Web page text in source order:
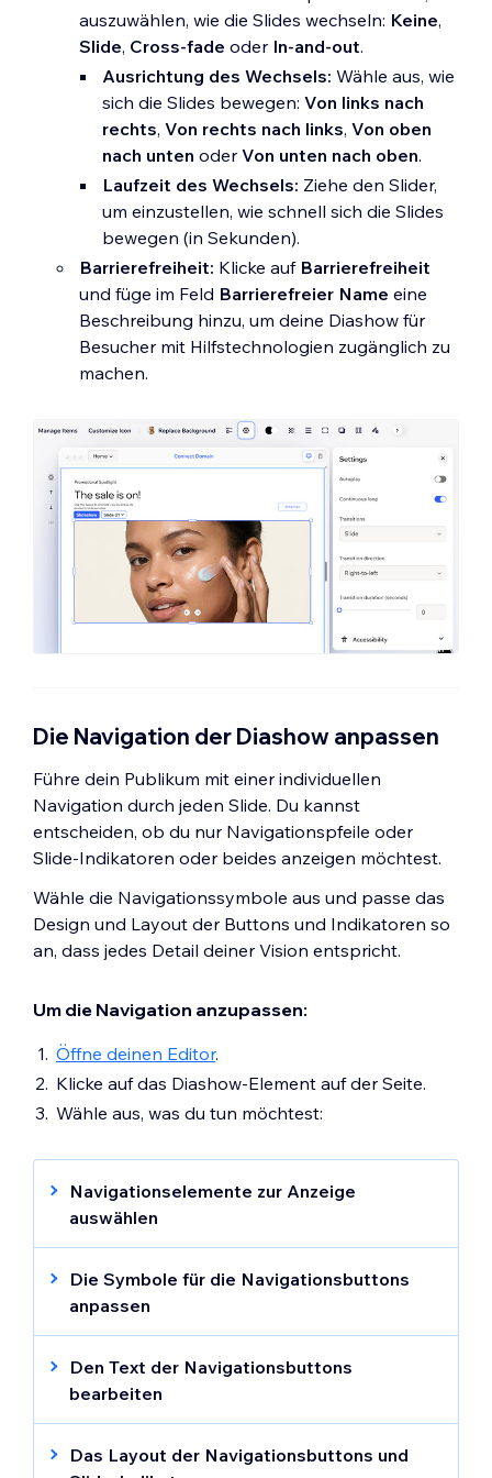
Hinweis:Die verfügbaren Design-Optionen
variieren je nachdem, welchen Teil der
Diashow du gerade gestaltest.
auszuwählen, wie die Slides wechseln: Keine,
Slide, Cross-fade oder In-and-out.
Ausrichtung des Wechsels: Wähle aus, wie
sich die Slides bewegen: Von links nach
rechts, Von rechts nach links, Von oben
nach unten oderVon unten nach oben.
Laufzeit des Wechsels: Ziehe den Slider,
um einzustellen, wie schnell sich die Slides
bewegen (in Sekunden).
Barrierefreiheit: Klicke auf Barrierefreiheit
und füge im Feld Barrierefreier Name eine
Beschreibung hinzu, um deine Diashow für
Besucher mit Hilfstechnologien zugänglich zu
machen.
Die Navigation der Diashow anpassen
Führe dein Publikum mit einer individuellen
Navigation durch jeden Slide. Du kannst
entscheiden, ob du nur Navigationspfeile oder
Slide-Indikatoren oder beides anzeigen möchtest.
Wähle die Navigationssymbole aus und passe das
Design und Layout der Buttons und Indikatoren so
an, dass jedes Detail deiner Vision entspricht.
Um die Navigation anzupassen:
Öffne deinen Editor.
Klicke auf das Diashow-Element auf der Seite.
Wähle aus, was du tun möchtest:
Navigationselemente zur Anzeige
auswählen
Anzeigeelemente
in der Aktionsleiste.
Aktiviere das Kontrollkästchen neben
Slide-Indikatoren:Ermögliche
Besuchern, ihre Position in deiner Reihe
von Slides zu sehen.
Navigationsbuttons:Zeige
Die Symbole für die Navigationsbuttons
anpassen
Du kannst einen Navigations-Button mit
einem statischen oder animierten Symbol
anzeigen. Animierte Symbole erwecken
eigenen Start- und End-Symbole fest, passe
Den Text der Navigationsbuttons
bearbeiten
Personalisiere den Text, den du auf den
Navigationsbuttons deiner Diashow
anzeigst (z. B. „Zurück“, „Weiter“).
Das Layout der Navigationsbuttons und